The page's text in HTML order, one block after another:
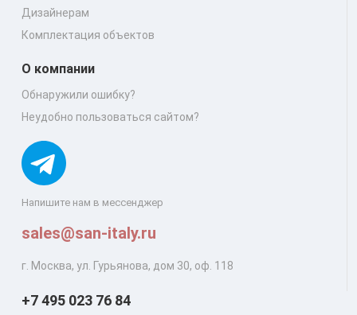
Напишите нам в мессенджер
sales@san-italy.ru
г. Москва, ул. Гурьянова, дом 30, оф. 118
Дизайнерам
Комплектация объектов
О компании
Обнаружили ошибку?
Неудобно пользоваться сайтом?
+7 495 023 76 84